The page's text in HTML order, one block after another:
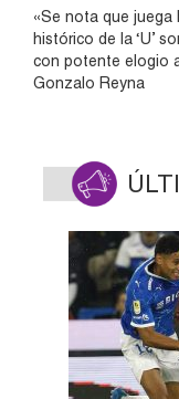
«Se nota que juega
histórico de la ‘U’
con potente elogio
Gonzalo Reyna